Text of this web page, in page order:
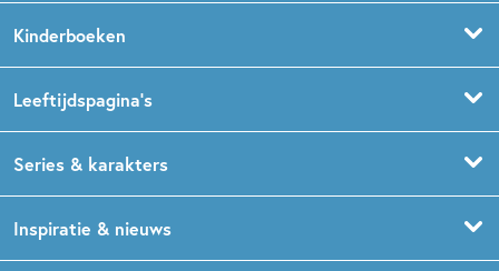
Kinderboeken
Prentenboeken
Babyboeken
Leeftijdspagina’s
Boekentips 1,5 - 3 jaar
Series & karakters
Dog Man
Inspiratie & nieuws